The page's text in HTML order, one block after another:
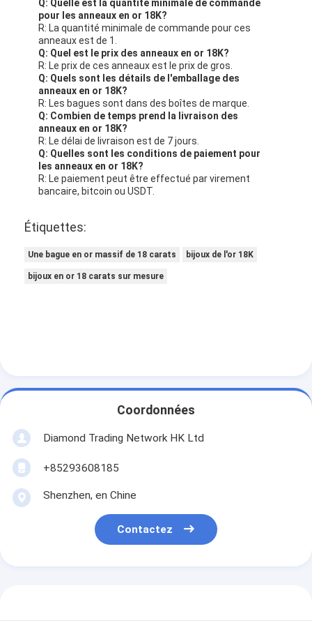
Q: Quelle est la quantité minimale de commande
pour les anneaux en or 18K?
R: La quantité minimale de commande pour ces
anneaux est de 1.
Q: Quel est le prix des anneaux en or 18K?
R: Le prix de ces anneaux est le prix de gros.
Q: Quels sont les détails de l'emballage des
anneaux en or 18K?
R: Les bagues sont dans des boîtes de marque.
Q: Combien de temps prend la livraison des
anneaux en or 18K?
R: Le délai de livraison est de 7 jours.
Q: Quelles sont les conditions de paiement pour
les anneaux en or 18K?
R: Le paiement peut être effectué par virement
bancaire, bitcoin ou USDT.
Étiquettes:
Une bague en or massif de 18 carats bijoux de l'or 18K
bijoux en or 18 carats sur mesure
Coordonnées
Diamond Trading Network HK Ltd
+85293608185
Shenzhen, en Chine
Contactez